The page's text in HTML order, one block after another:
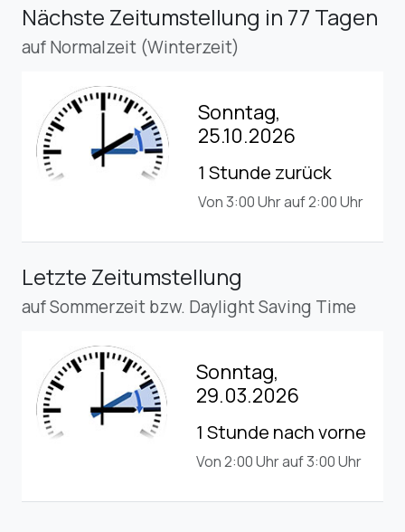
Nächste Zeitumstellung in 77 Tagen
auf Normalzeit (Winterzeit)
Sonntag,
25.10.2026
1 Stunde zurück
Von 3:00 Uhr auf 2:00 Uhr
Letzte Zeitumstellung
auf Sommerzeit bzw. Daylight Saving Time
Sonntag,
29.03.2026
1 Stunde nach vorne
Von 2:00 Uhr auf 3:00 Uhr